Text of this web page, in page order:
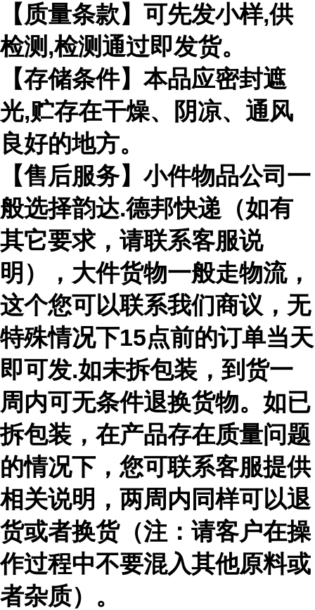
【质量条款】可先发小样,供
检测,检测通过即发货。
【存储条件】本品应密封遮
光,贮存在干燥、阴凉、通风
良好的地方。
【售后服务】小件物品公司一
般选择韵达.德邦快递（如有
其它要求，请联系客服说
明），大件货物一般走物流，
这个您可以联系我们商议，无
特殊情况下15点前的订单当天
即可发.如未拆包装，到货一
周内可无条件退换货物。如已
拆包装，在产品存在质量问题
的情况下，您可联系客服提供
相关说明，两周内同样可以退
货或者换货（注：请客户在操
作过程中不要混入其他原料或
者杂质）。